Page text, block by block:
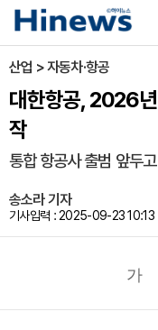
산업 > 자동차·항공
대한항공, 2026년
작
통합 항공사 출범 앞두
송소라 기자
기사입력 : 2025-09-23 10:13
가